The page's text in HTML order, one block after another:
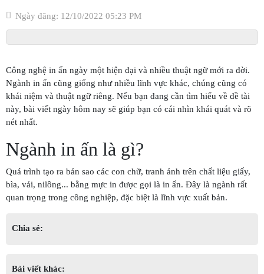
Ngày đăng: 12/10/2022 05:23 PM
Công nghệ in ấn ngày một hiện đại và nhiều thuật ngữ mới ra đời.
Ngành in ấn cũng giống như nhiều lĩnh vực khác, chúng cũng có
khái niệm và thuật ngữ riêng. Nếu bạn đang cần tìm hiểu về đề tài
này, bài viết ngày hôm nay sẽ giúp bạn có cái nhìn khái quát và rõ
nét nhất.
Ngành in ấn là gì?
Quá trình tạo ra bản sao các con chữ, tranh ảnh trên chất liệu giấy,
bìa, vải, nilông... bằng mực in được gọi là in ấn. Đây là ngành rất
quan trọng trong công nghiệp, đặc biệt là lĩnh vực xuất bản.
Chia sẻ:
Bài viết khác: